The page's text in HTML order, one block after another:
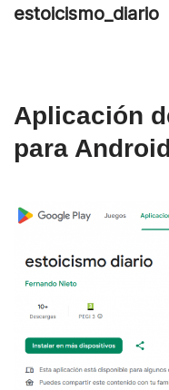
estoicismo_diario
Aplicación
para